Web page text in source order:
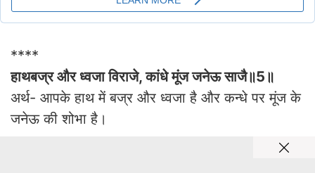
****
हाथबज्र और ध्वजा विराजे, कांधे मूंज जनेऊ साजै॥5॥
अर्थ- आपके हाथ में बज्र और ध्वजा है और कन्धे पर मूंज के
जनेऊ की शोभा है।